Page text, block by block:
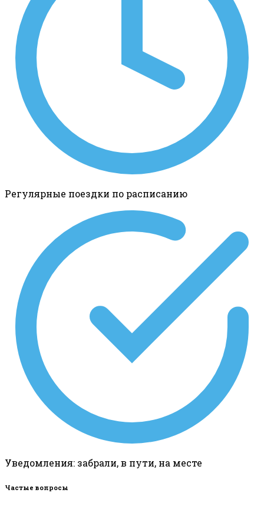
Регулярные поездки по расписанию
Уведомления: забрали, в пути, на месте
Частые вопросы